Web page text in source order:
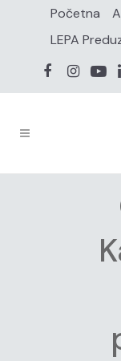
Početna
LEPA